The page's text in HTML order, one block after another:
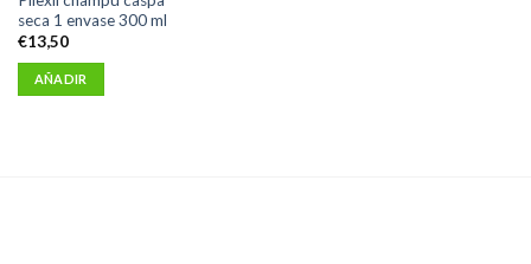
seca 1 envase 300 ml
€13,50
AÑADIR